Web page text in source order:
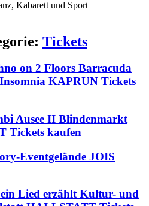
Kabarett und Sport
Tickets
on 2 Floors Barracuda
KAPRUN Tickets
Ausee II Blindenmarkt
Tickets kaufen
Eventgelände JOIS
Lied erzählt Kultur- und